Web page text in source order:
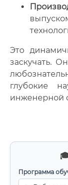
Программа
Это
заскучать.
глубокие
инженерной